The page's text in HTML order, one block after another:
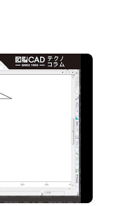
！図形一括置き